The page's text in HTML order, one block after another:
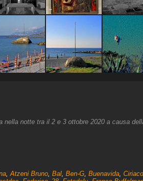
notte tra il 2 e 3 ottobre 2020 a causa
,Atzeni Bruno, Bal, Ben-G, Buenavida,